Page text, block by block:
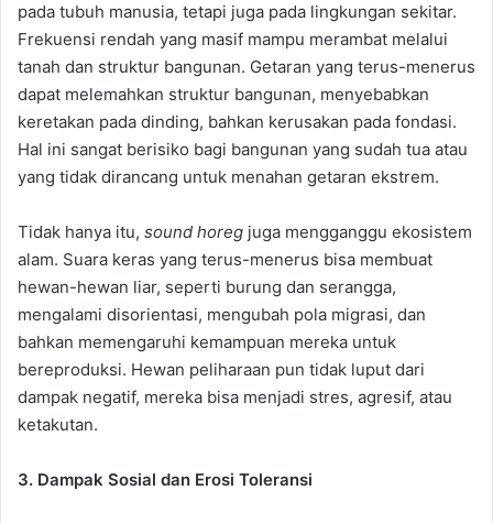
pada tubuh manusia, tetapi juga pada lingkungan sekitar.
Frekuensi rendah yang masif mampu merambat melalui
tanah dan struktur bangunan. Getaran yang terus-menerus
dapat melemahkan struktur bangunan, menyebabkan
keretakan pada dinding, bahkan kerusakan pada fondasi.
Hal ini sangat berisiko bagi bangunan yang sudah tua atau
yang tidak dirancang untuk menahan getaran ekstrem.
Tidak hanya itu, sound horeg juga mengganggu ekosistem
alam. Suara keras yang terus-menerus bisa membuat
hewan-hewan liar, seperti burung dan serangga,
mengalami disorientasi, mengubah pola migrasi, dan
bahkan memengaruhi kemampuan mereka untuk
bereproduksi. Hewan peliharaan pun tidak luput dari
dampak negatif, mereka bisa menjadi stres, agresif, atau
ketakutan.
3. Dampak Sosial dan Erosi Toleransi